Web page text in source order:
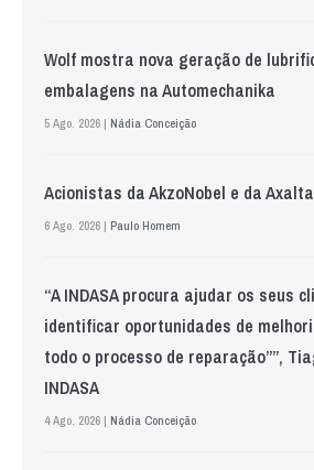
Wolf mostra nova geração de
embalagens na Automechanika
5 Ago. 2026 | Nádia Conceição
Acionistas da AkzoNobel e da
6 Ago. 2026 | Paulo Homem
“A INDASA procura ajudar os seus
identificar oportunidades de
todo o processo de reparação””,
INDASA
4 Ago. 2026 | Nádia Conceição